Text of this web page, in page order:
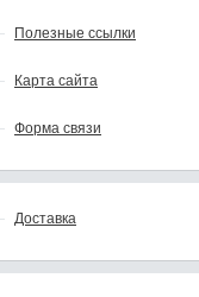
Полезные ссылки
Карта сайта
Форма связи
Доставка